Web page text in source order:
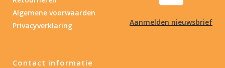
Aanmelden nieuwsbrief
Algemene voorwaarden
Privacyverklaring
Contact informatie